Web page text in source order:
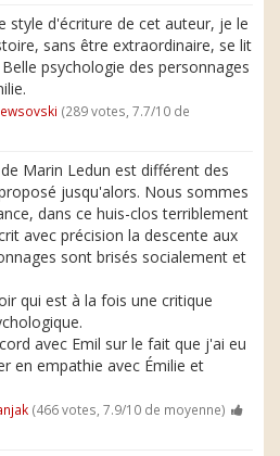
style d'écriture de cet auteur, je le
sans être extraordinaire, se lit
psychologie des personnages
(289 votes, 7.7/10 de
Marin Ledun est différent des
jusqu'alors. Nous sommes
dans ce huis-clos terriblement
avec précision la descente aux
sont brisés socialement et
qui est à la fois une critique
avec Emil sur le fait que j'ai eu
en empathie avec Émilie et
(466 votes, 7.9/10 de moyenne)